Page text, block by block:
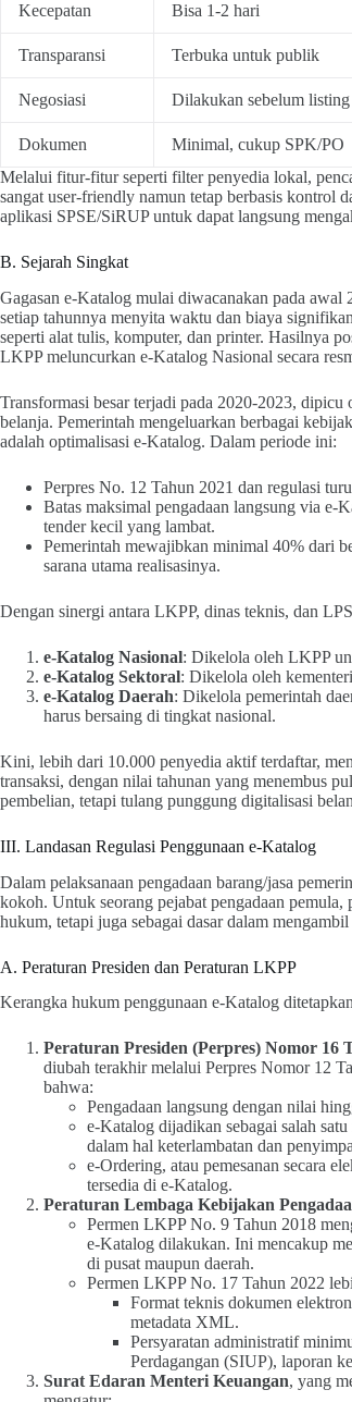
Kecepatan Bisa 1-2 hari
Transparansi Terbuka untuk publik
Negosiasi Dilakukan sebelum
Dokumen Minimal, cukup SPK/PO
Melalui fitur-fitur seperti filter penyedia lokal,
sangat user-friendly namun tetap berbasis kontrol
aplikasi SPSE/SiRUP untuk dapat langsung
B. Sejarah Singkat
Gagasan e-Katalog mulai diwacanakan pada awal
setiap tahunnya menyita waktu dan biaya
seperti alat tulis, komputer, dan printer. Hasilnya
LKPP meluncurkan e-Katalog Nasional secara
Transformasi besar terjadi pada 2020-2023,
belanja. Pemerintah mengeluarkan berbagai
adalah optimalisasi e-Katalog. Dalam periode ini:
Perpres No. 12 Tahun 2021 dan regulasi
Batas maksimal pengadaan langsung via
tender kecil yang lambat.
Pemerintah mewajibkan minimal 40% dari
sarana utama realisasinya.
Dengan sinergi antara LKPP, dinas teknis, dan
e-Katalog Nasional: Dikelola oleh LKPP
e-Katalog Sektoral: Dikelola oleh
e-Katalog Daerah: Dikelola pemerintah
harus bersaing di tingkat nasional.
Kini, lebih dari 10.000 penyedia aktif terdaftar,
transaksi, dengan nilai tahunan yang menembus
pembelian, tetapi tulang punggung digitalisasi
III. Landasan Regulasi Penggunaan e‑Katalog
Dalam pelaksanaan pengadaan barang/jasa
kokoh. Untuk seorang pejabat pengadaan
hukum, tetapi juga sebagai dasar dalam
A. Peraturan Presiden dan Peraturan LKPP
Kerangka hukum penggunaan e‑Katalog
Peraturan Presiden (Perpres) Nomor 16
diubah terakhir melalui Perpres Nomor 12
bahwa:
Pengadaan langsung dengan nilai
e‑Katalog dijadikan sebagai salah
dalam hal keterlambatan dan
e‑Ordering, atau pemesanan secara
tersedia di e-Katalog.
Peraturan Lembaga Kebijakan
Permen LKPP No. 9 Tahun 2018
e‑Katalog dilakukan. Ini mencakup
di pusat maupun daerah.
Permen LKPP No. 17 Tahun 2022
Format teknis dokumen
metadata XML.
Persyaratan administratif
Perdagangan (SIUP), laporan
Surat Edaran Menteri Keuangan, yang